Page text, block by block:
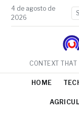
4 de agosto de
2026
CONTEXT
HOME